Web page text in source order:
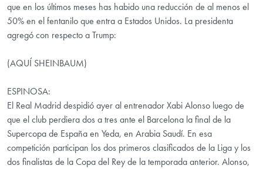
que en los últimos meses has habido una reducción de al menos el
50% en el fentanilo que entra a Estados Unidos. La presidenta
agregó con respecto a Trump:
(AQUÍ SHEINBAUM)
ESPINOSA:
El Real Madrid despidió ayer al entrenador Xabi Alonso luego de
que el club perdiera dos a tres ante el Barcelona la final de la
Supercopa de España en Yeda, en Arabia Saudí. En esa
competición participan los dos primeros clasificados de la Liga y los
dos finalistas de la Copa del Rey de la temporada anterior. Alonso,